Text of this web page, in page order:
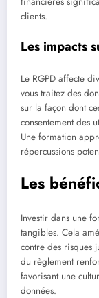
clients.
Les impacts
Le RGPD affecte
vous traitez des
sur la façon dont
consentement des
Une formation
répercussions
Les
Investir dans une
tangibles. Cela
contre des risques
du règlement
favorisant une
données.